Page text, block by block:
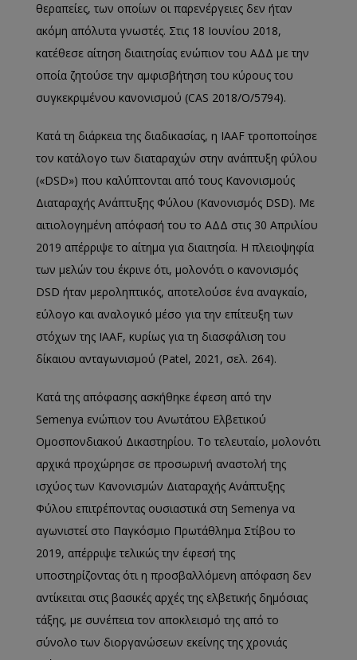
θεραπείες, των οποίων οι παρενέργειες δεν ήταν
ακόμη απόλυτα γνωστές. Στις 18 Ιουνίου 2018,
κατέθεσε αίτηση διαιτησίας ενώπιον του ΑΔΔ με την
οποία ζητούσε την αμφισβήτηση του κύρους του
συγκεκριμένου κανονισμού (CAS 2018/O/5794).
Κατά τη διάρκεια της διαδικασίας, η IAAF τροποποίησε
τον κατάλογο των διαταραχών στην ανάπτυξη φύλου
(«DSD») που καλύπτονται από τους Κανονισμούς
Διαταραχής Ανάπτυξης Φύλου (Κανονισμός DSD). Με
αιτιολογημένη απόφασή του το ΑΔΔ στις 30 Απριλίου
2019 απέρριψε το αίτημα για διαιτησία. Η πλειοψηφία
των μελών του έκρινε ότι, μολονότι ο κανονισμός
DSD ήταν μεροληπτικός, αποτελούσε ένα αναγκαίο,
εύλογο και αναλογικό μέσο για την επίτευξη των
στόχων της IAAF, κυρίως για τη διασφάλιση του
δίκαιου ανταγωνισμού (Patel, 2021, σελ. 264).
Κατά της απόφασης ασκήθηκε έφεση από την
Semenya ενώπιον του Ανωτάτου Ελβετικού
Ομοσπονδιακού Δικαστηρίου. Το τελευταίο, μολονότι
αρχικά προχώρησε σε προσωρινή αναστολή της
ισχύος των Κανονισμών Διαταραχής Ανάπτυξης
Φύλου επιτρέποντας ουσιαστικά στη Semenya να
αγωνιστεί στο Παγκόσμιο Πρωτάθλημα Στίβου το
2019, απέρριψε τελικώς την έφεσή της
υποστηρίζοντας ότι η προσβαλλόμενη απόφαση δεν
αντίκειται στις βασικές αρχές της ελβετικής δημόσιας
τάξης, με συνέπεια τον αποκλεισμό της από το
σύνολο των διοργανώσεων εκείνης της χρονιάς